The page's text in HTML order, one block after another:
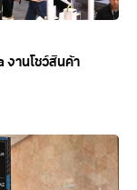
งานโชว์สินค้า